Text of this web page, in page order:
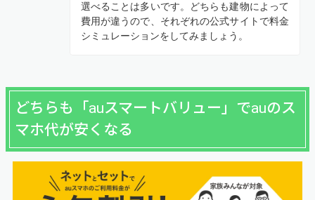
選べることは多いです。どちらも建物によって
費用が違うので、それぞれの公式サイトで料金
シミュレーションをしてみましょう。
どちらも「auスマートバリュー」でauのス
マホ代が安くなる